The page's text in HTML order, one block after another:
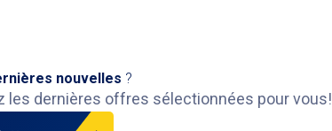
nouvelles ?
les dernières offres sélectionnées pour vous!